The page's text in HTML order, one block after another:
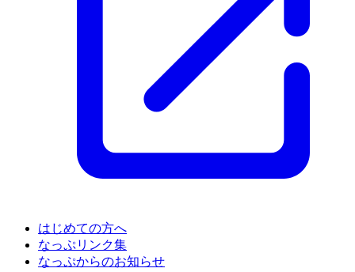
はじめての方へ
なっぷリンク集
なっぷからのお知らせ